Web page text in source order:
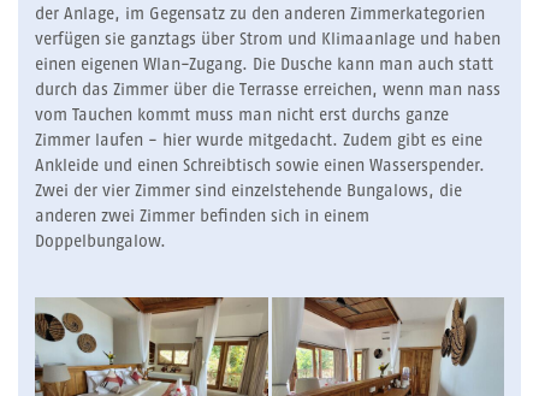
der Anlage, im Gegensatz zu den anderen Zimmerkategorien
verfügen sie ganztags über Strom und Klimaanlage und haben
einen eigenen Wlan-Zugang. Die Dusche kann man auch statt
durch das Zimmer über die Terrasse erreichen, wenn man nass
vom Tauchen kommt muss man nicht erst durchs ganze
Zimmer laufen - hier wurde mitgedacht. Zudem gibt es eine
Ankleide und einen Schreibtisch sowie einen Wasserspender.
Zwei der vier Zimmer sind einzelstehende Bungalows, die
anderen zwei Zimmer befinden sich in einem
Doppelbungalow.